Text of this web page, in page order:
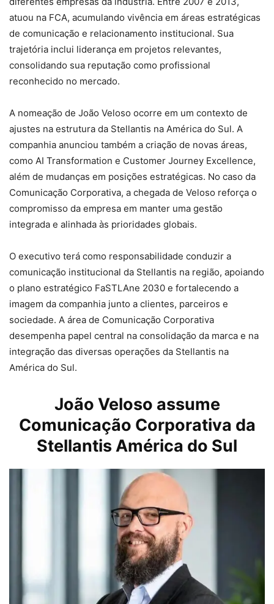
atuou na FCA, acumulando vivência em áreas estratégicas
de comunicação e relacionamento institucional. Sua
trajetória inclui liderança em projetos relevantes,
consolidando sua reputação como profissional
reconhecido no mercado.
A nomeação de João Veloso ocorre em um contexto de
ajustes na estrutura da Stellantis na América do Sul. A
companhia anunciou também a criação de novas áreas,
como AI Transformation e Customer Journey Excellence,
além de mudanças em posições estratégicas. No caso da
Comunicação Corporativa, a chegada de Veloso reforça o
compromisso da empresa em manter uma gestão
integrada e alinhada às prioridades globais.
O executivo terá como responsabilidade conduzir a
comunicação institucional da Stellantis na região, apoiando
o plano estratégico FaSTLAne 2030 e fortalecendo a
imagem da companhia junto a clientes, parceiros e
sociedade. A área de Comunicação Corporativa
desempenha papel central na consolidação da marca e na
integração das diversas operações da Stellantis na
América do Sul.
João Veloso assume
Comunicação Corporativa da
Stellantis América do Sul